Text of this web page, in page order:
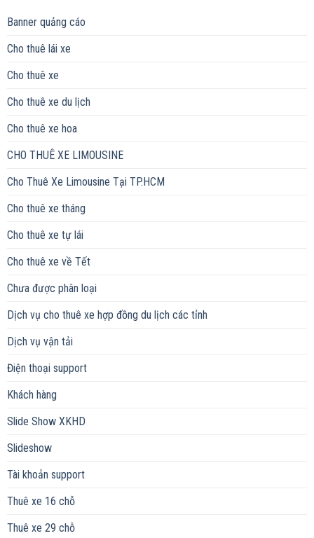
Banner quảng cáo
Cho thuê lái xe
Cho thuê xe
Cho thuê xe du lịch
Cho thuê xe hoa
CHO THUÊ XE LIMOUSINE
Cho Thuê Xe Limousine Tại TP.HCM
Cho thuê xe tháng
Cho thuê xe tự lái
Cho thuê xe về Tết
Chưa được phân loại
Dịch vụ cho thuê xe hợp đồng du lịch các tỉnh
Dịch vụ vận tải
Điện thoại support
Khách hàng
Slide Show XKHD
Slideshow
Tài khoản support
Thuê xe 16 chỗ
Thuê xe 29 chỗ